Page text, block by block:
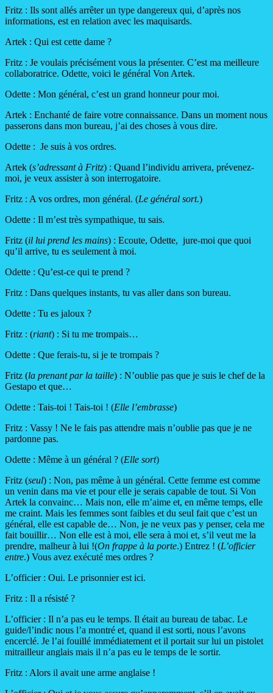
Fritz : Ils sont allés arrêter un type dangereux qui, d’après nos
informations, est en relation avec les maquisards.
Artek : Qui est cette dame ?
Fritz : Je voulais précisément vous la présenter. C’est ma meilleure
collaboratrice. Odette, voici le général Von Artek.
Odette : Mon général, c’est un grand honneur pour moi.
Artek : Enchanté de faire votre connaissance. Dans un moment nous
passerons dans mon bureau, j’ai des choses à vous dire.
Odette : Je suis à vos ordres.
Artek (s’adressant à Fritz) : Quand l’individu arrivera, prévenez-
moi, je veux assister à son interrogatoire.
Fritz : A vos ordres, mon général. (Le général sort.)
Odette : Il m’est très sympathique, tu sais.
Fritz (il lui prend les mains) : Ecoute, Odette, jure-moi que quoi
qu’il arrive, tu es seulement à moi.
Odette : Qu’est-ce qui te prend ?
Fritz : Dans quelques instants, tu vas aller dans son bureau.
Odette : Tu es jaloux ?
Fritz : (riant) : Si tu me trompais…
Odette : Que ferais-tu, si je te trompais ?
Fritz (la prenant par la taille) : N’oublie pas que je suis le chef de la
Gestapo et que…
Odette : Tais-toi ! Tais-toi ! (Elle l’embrasse)
Fritz : Vassy ! Ne le fais pas attendre mais n’oublie pas que je ne
pardonne pas.
Odette : Même à un général ? (Elle sort)
Fritz (seul) : Non, pas même à un général. Cette femme est comme
un venin dans ma vie et pour elle je serais capable de tout. Si Von
Artek la convainc… Mais non, elle m’aime et, en même temps, elle
me craint. Mais les femmes sont faibles et du seul fait que c’est un
général, elle est capable de… Non, je ne veux pas y penser, cela me
fait bouillir… Non elle est à moi, elle sera à moi et, s’il veut me la
prendre, malheur à lui !(On frappe à la porte.) Entrez ! (L’officier
entre.) Vous avez exécuté mes ordres ?
L’officier : Oui. Le prisonnier est ici.
Fritz : Il a résisté ?
L’officier : Il n’a pas eu le temps. Il était au bureau de tabac. Le
guide/l’indic nous l’a montré et, quand il est sorti, nous l’avons
encerclé. Je l’ai fouillé immédiatement et il portait sur lui un pistolet
mitrailleur anglais mais il n’a pas eu le temps de le sortir.
Fritz : Alors il avait une arme anglaise !